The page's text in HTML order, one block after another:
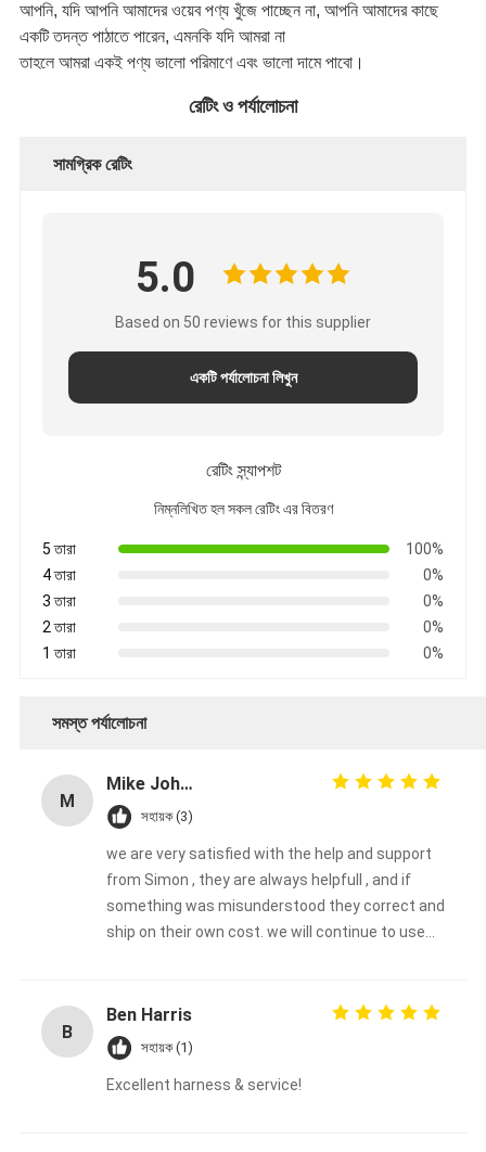
আপনি, যদি আপনি আমাদের ওয়েব পণ্য খুঁজে পাচ্ছেন না, আপনি আমাদের কাছে
একটি তদন্ত পাঠাতে পারেন, এমনকি যদি আমরা না
তাহলে আমরা একই পণ্য ভালো পরিমাণে এবং ভালো দামে পাবো।
রেটিং ও পর্যালোচনা
সামগ্রিক রেটিং
5.0
Based on 50 reviews for this supplier
একটি পর্যালোচনা লিখুন
রেটিং স্ন্যাপশট
নিম্নলিখিত হল সকল রেটিং এর বিতরণ
5 তারা
100%
4 তারা
0%
3 তারা
0%
2 তারা
0%
1 তারা
0%
সমস্ত পর্যালোচনা
M
Mike Johnson
সহায়ক (3)
we are very satisfied with the help and support
from Simon , they are always helpfull , and if
something was misunderstood they correct and
ship on their own cost. we will continue to use
B
Ben Harris
সহায়ক (1)
Excellent harness & service!